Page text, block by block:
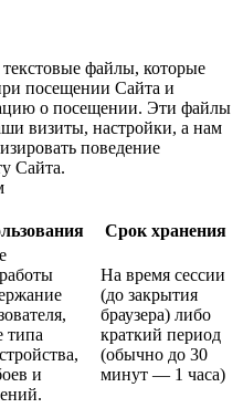
файлы, которые
посещении Сайта и
о посещении. Эти файлы
визиты, настройки, а нам
поведение
Сайта.
Срок хранения
типа
и
На время сессии
(до закрытия
браузера) либо
краткий период
(обычно до 30
минут — 1 часа)